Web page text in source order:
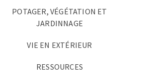
POTAGER, VÉGÉTATION ET
JARDINNAGE
VIE EN EXTÉRIEUR
RESSOURCES